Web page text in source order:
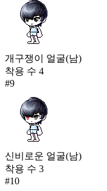
개구쟁이 얼굴(남)
착용 수 4
#9
신비로운 얼굴(남)
착용 수 3
#10